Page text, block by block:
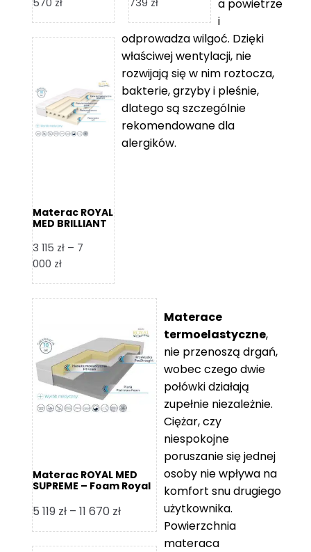
570 zł
od
4
570 zł
739 zł
od
3
360 zł
do
8
739 zł
Materac ROYAL
MED BRILLIANT
3 115 zł – 7
000 złZakres
od
7
000 zł
a powietrze
i
odprowadza wilgoć. Dzięki
właściwej wentylacji, nie
rozwijają się w nim roztocza,
bakterie, grzyby i pleśnie,
dlatego są szczególnie
rekomendowane dla
alergików.
Materac ROYAL MED
SUPREME – Foam Royal
5 119 zł – 11 670 złZakres
cen:
od
Materace
termoelastyczne,
nie przenoszą drgań,
wobec czego dwie
połówki działają
zupełnie niezależnie.
Ciężar, czy
niespokojne
poruszanie się jednej
osoby nie wpływa na
komfort snu drugiego
użytkownika.
Powierzchnia
materaca